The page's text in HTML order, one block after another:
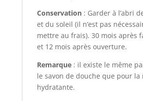
Conservation: Garder à l’abri
et du soleil (il n’est pas
mettre au frais). 30 mois après
et 12 mois après ouverture.
Remarque: il existe le même
le savon de douche que pour la
hydratante.